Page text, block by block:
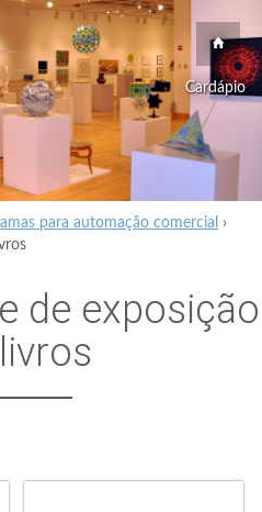
Cardápio
para automação comercial
›
de exposição